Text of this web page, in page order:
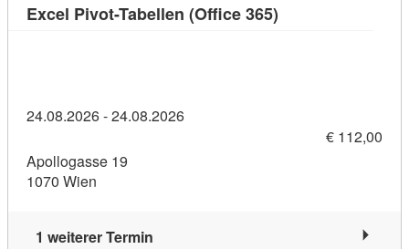
Excel Pivot-Tabellen (Office 365)
24.08.2026 - 24.08.2026
€ 112,00
Apollogasse 19
1070 Wien
1 weiterer Termin